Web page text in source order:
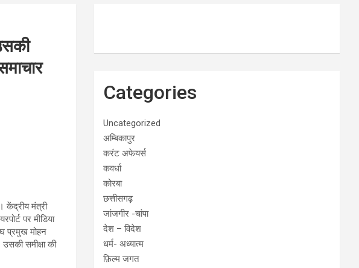
केंद्रीय मंत्री
पर मीडिया
प्रमुख मोहन
समीक्षा की
Categories
Uncategorized
अम्बिकापुर
करंट अफेयर्स
कवर्धा
कोरबा
छत्तीसगढ़
जांजगीर -चांपा
देश – विदेश
धर्म- अध्यात्म
फ़िल्म जगत